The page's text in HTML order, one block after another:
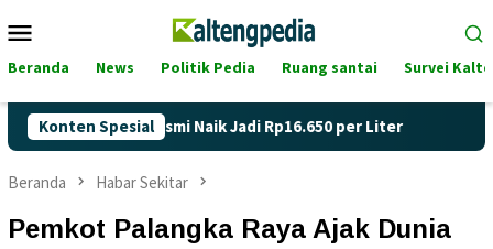
ke
Mobile
Beranda News Politik Pedia Ruang santai Survei
Konten Spesial
Kalteng Resmi Naik Jadi Rp16.650 per Liter
Beranda Habar Sekitar
Pemkot Palangka Raya Ajak Dunia